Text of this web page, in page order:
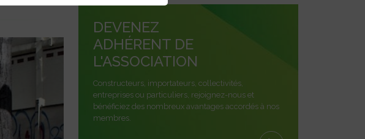
DEVENEZ
ADHÉRENT DE
L'ASSOCIATION
Constructeurs, importateurs, collectivités,
entreprises ou particuliers, rejoignez-nous et
bénéficiez des nombreux avantages accordés à nos
membres.